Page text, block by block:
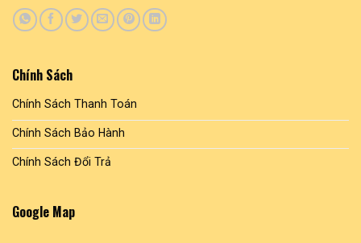
Chính Sách
Chính Sách Thanh Toán
Chính Sách Bảo Hành
Chính Sách Đổi Trả
Google Map